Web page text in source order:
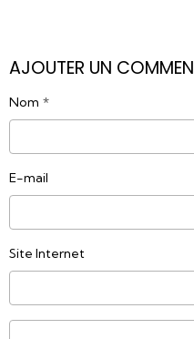
AJOUTER UN
Nom
E-mail
Site Internet